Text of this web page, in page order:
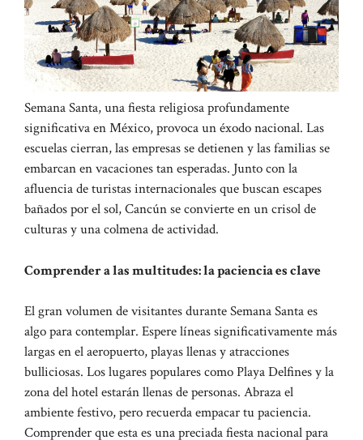
Semana Santa, una fiesta religiosa profundamente
significativa en México, provoca un éxodo nacional. Las
escuelas cierran, las empresas se detienen y las familias se
embarcan en vacaciones tan esperadas. Junto con la
afluencia de turistas internacionales que buscan escapes
bañados por el sol, Cancún se convierte en un crisol de
culturas y una colmena de actividad.
Comprender a las multitudes: la paciencia es clave
El gran volumen de visitantes durante Semana Santa es
algo para contemplar. Espere líneas significativamente más
largas en el aeropuerto, playas llenas y atracciones
bulliciosas. Los lugares populares como Playa Delfines y la
zona del hotel estarán llenas de personas. Abraza el
ambiente festivo, pero recuerda empacar tu paciencia.
Comprender que esta es una preciada fiesta nacional para